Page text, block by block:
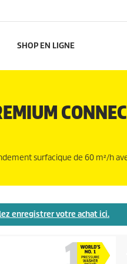
SHOP EN LIGNE
surfacique de 60 m²/h
enregistrer votre achat ici.